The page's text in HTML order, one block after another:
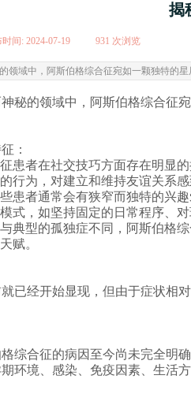
揭
时间: 2024-07-19 931 次浏览
领域中，阿斯伯格综合征宛如一颗独特的
秘的领域中，阿斯伯格综合征
：
患者在社交技巧方面存在明显
行为，对建立和维持友谊关系
患者通常会有狭窄而独特的兴
式，如坚持固定的日常程序、
与典型的孤独症不同，阿斯伯格
赋。
已经开始显现，但由于症状相
综合征的病因至今尚未完全明
环境、感染、免疫因素、生活